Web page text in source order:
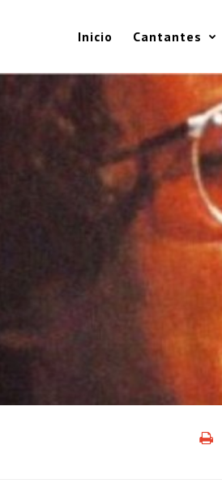
Inicio Cantantes